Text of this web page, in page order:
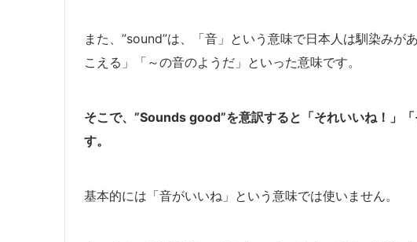
また、”sound”は、「音」という意味で日本人は馴染みが
こえる」「～の音のようだ」といった意味です。
そこで、”Sounds good”を意訳すると「それいいね！」
す。
基本的には「音がいいね」という意味では使いません。